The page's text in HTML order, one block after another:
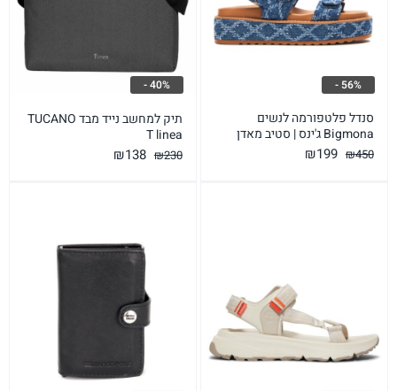
סנדל פלטפורמה לנשים
Bigmona ג'ינס | סטיב מאדן
₪450
המחיר
₪199
56% -
תיק למחשב נייד מבד TUCANO
T linea
₪230
המחיר
₪138
40% -